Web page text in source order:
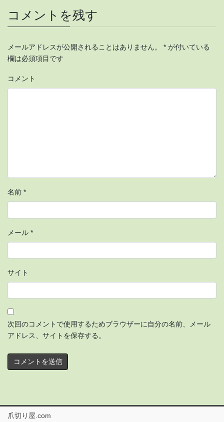
コメントを残す
メールアドレスが公開されることはありません。 * が付いている
欄は必須項目です
コメント
名前 *
メール *
サイト
次回のコメントで使用するためブラウザーに自分の名前、メール
アドレス、サイトを保存する。
爪切り屋.com